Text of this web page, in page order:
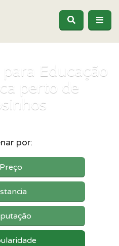
Educação
perto de
por: